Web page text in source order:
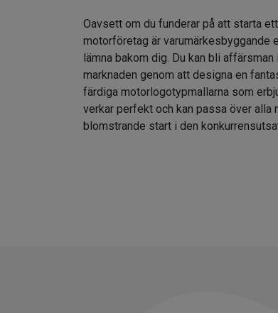
Oavsett om du funderar på att starta
motorföretag är varumärkesbyggande
lämna bakom dig. Du kan bli
marknaden genom att designa en
färdiga motorlogotypmallarna som
verkar perfekt och kan passa över alla
blomstrande start i den